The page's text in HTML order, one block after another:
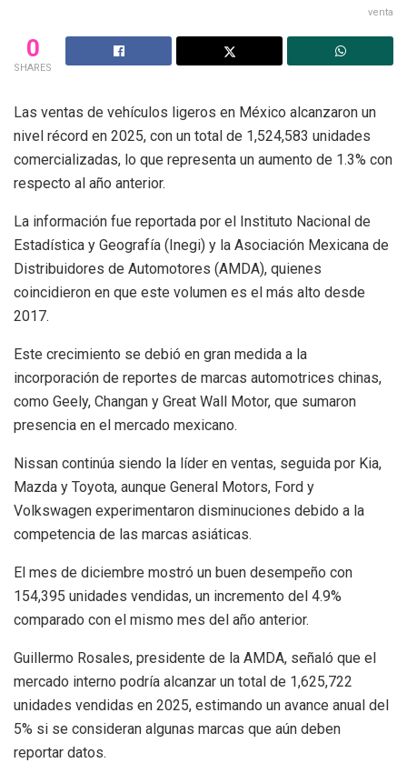
venta
0
SHARES
Las ventas de vehículos ligeros en México alcanzaron un
nivel récord en 2025, con un total de 1,524,583 unidades
comercializadas, lo que representa un aumento de 1.3% con
respecto al año anterior.
La información fue reportada por el Instituto Nacional de
Estadística y Geografía (Inegi) y la Asociación Mexicana de
Distribuidores de Automotores (AMDA), quienes
coincidieron en que este volumen es el más alto desde
2017.
Este crecimiento se debió en gran medida a la
incorporación de reportes de marcas automotrices chinas,
como Geely, Changan y Great Wall Motor, que sumaron
presencia en el mercado mexicano.
Nissan continúa siendo la líder en ventas, seguida por Kia,
Mazda y Toyota, aunque General Motors, Ford y
Volkswagen experimentaron disminuciones debido a la
competencia de las marcas asiáticas.
El mes de diciembre mostró un buen desempeño con
154,395 unidades vendidas, un incremento del 4.9%
comparado con el mismo mes del año anterior.
Guillermo Rosales, presidente de la AMDA, señaló que el
mercado interno podría alcanzar un total de 1,625,722
unidades vendidas en 2025, estimando un avance anual del
5% si se consideran algunas marcas que aún deben
reportar datos.